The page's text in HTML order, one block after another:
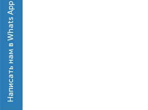
Написать нам в Whats App